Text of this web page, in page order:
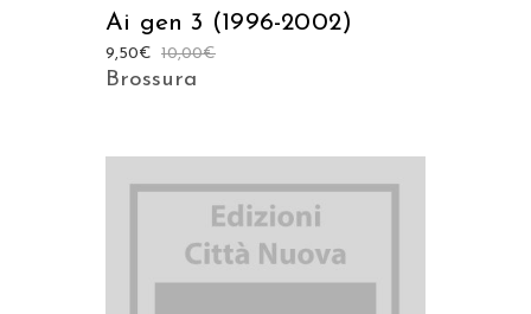
Ai gen 3 (1996-2002)
10,00€
9,50€
Brossura